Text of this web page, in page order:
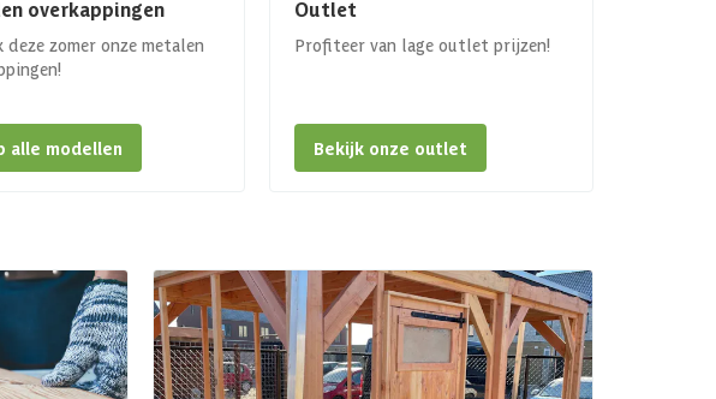
overkappingen
deze zomer onze metalen
alle modellen
Outlet
Profiteer van lage outlet prijzen!
Bekijk onze outlet